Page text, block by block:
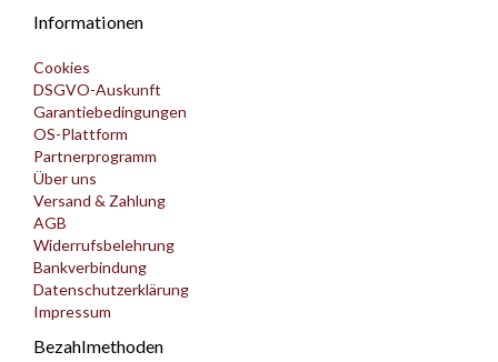
Informationen
Cookies
DSGVO-Auskunft
Garantiebedingungen
OS-Plattform
Partnerprogramm
Über uns
Versand & Zahlung
AGB
Widerrufsbelehrung
Bankverbindung
Datenschutzerklärung
Impressum
Bezahlmethoden